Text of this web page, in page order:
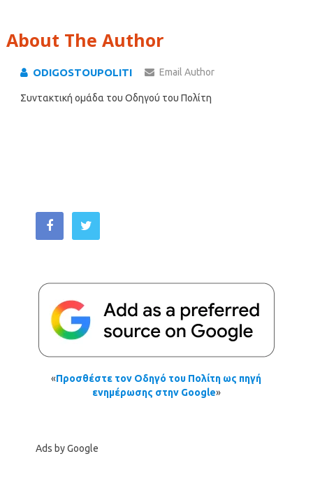
About The Author
ODIGOSTOUPOLITI Email Author
Συντακτική ομάδα του Οδηγού του Πολίτη
«Προσθέστε τον Οδηγό του Πολίτη ως πηγή
ενημέρωσης στην Google»
Ads by Google